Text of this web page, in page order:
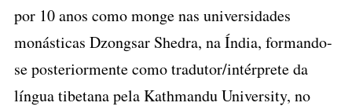
por 10 anos como monge nas universidades
monásticas Dzongsar Shedra, na Índia, formando-
se posteriormente como tradutor/intérprete da
língua tibetana pela Kathmandu University, no